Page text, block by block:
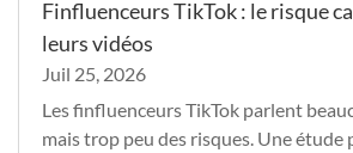
Finfluenceurs TikTok : le risque
leurs vidéos
Juil 25, 2026
Les finfluenceurs TikTok parlent
mais trop peu des risques. Une étude